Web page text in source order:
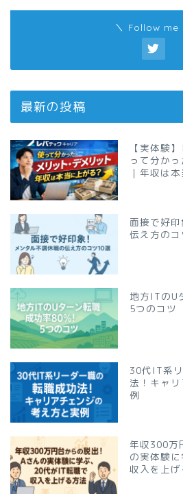
＼ Follow me
最新の投稿
【実体験
って分か
｜年収は
面接で好
伝え方の
地方ITのU
5つのコツ
30代IT系
法！キャ
例
年収300万
の実体験
収入を上げ